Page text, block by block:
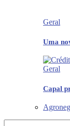
Geral
Uma
Geral
Capal